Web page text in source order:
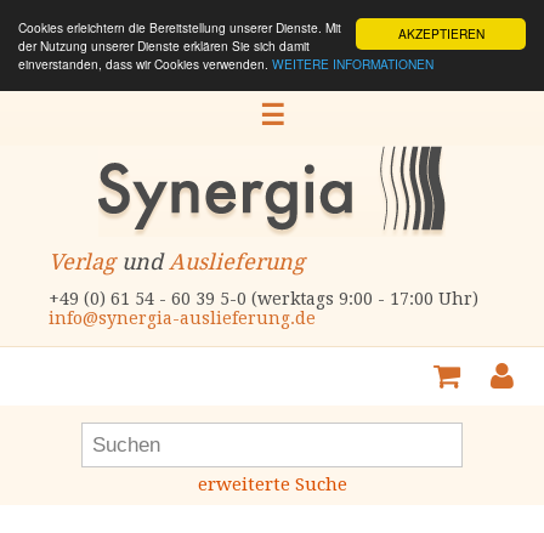
AKZEPTIEREN
Cookies erleichtern die Bereitstellung unserer Dienste. Mit
der Nutzung unserer Dienste erklären Sie sich damit
einverstanden, dass wir Cookies verwenden. WEITERE INFORMATIONEN
☰
VerlagundAuslieferung
+49 (0) 61 54 - 60 39 5-0 (werktags 9:00 - 17:00 Uhr)
info@synergia-auslieferung.de
erweiterte Suche